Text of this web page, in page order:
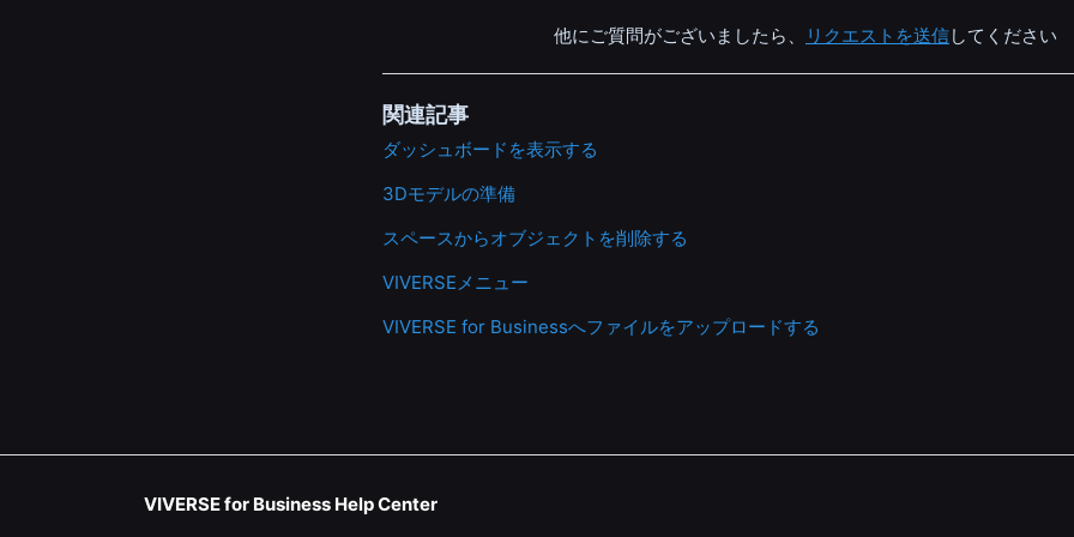
他にご質問がございましたら、 リクエストを送信してください
関連記事
ダッシュボードを表示する
3Dモデルの準備
スペースからオブジェクトを削除する
VIVERSEメニュー
VIVERSE for Businessへファイルをアップロードする
VIVERSE for Business Help Center